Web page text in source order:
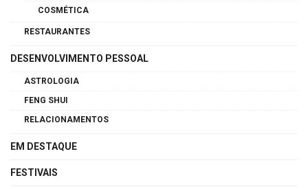
COSMÉTICA
RESTAURANTES
DESENVOLVIMENTO PESSOAL
ASTROLOGIA
FENG SHUI
RELACIONAMENTOS
EM DESTAQUE
FESTIVAIS